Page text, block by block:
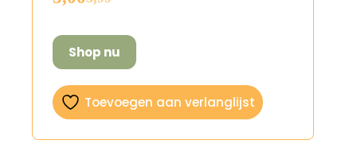
Oorspronkelijke
was:
€5,99.
Huidige
is:
€5,00.
Shop nu
Toevoegen aan verlanglijst